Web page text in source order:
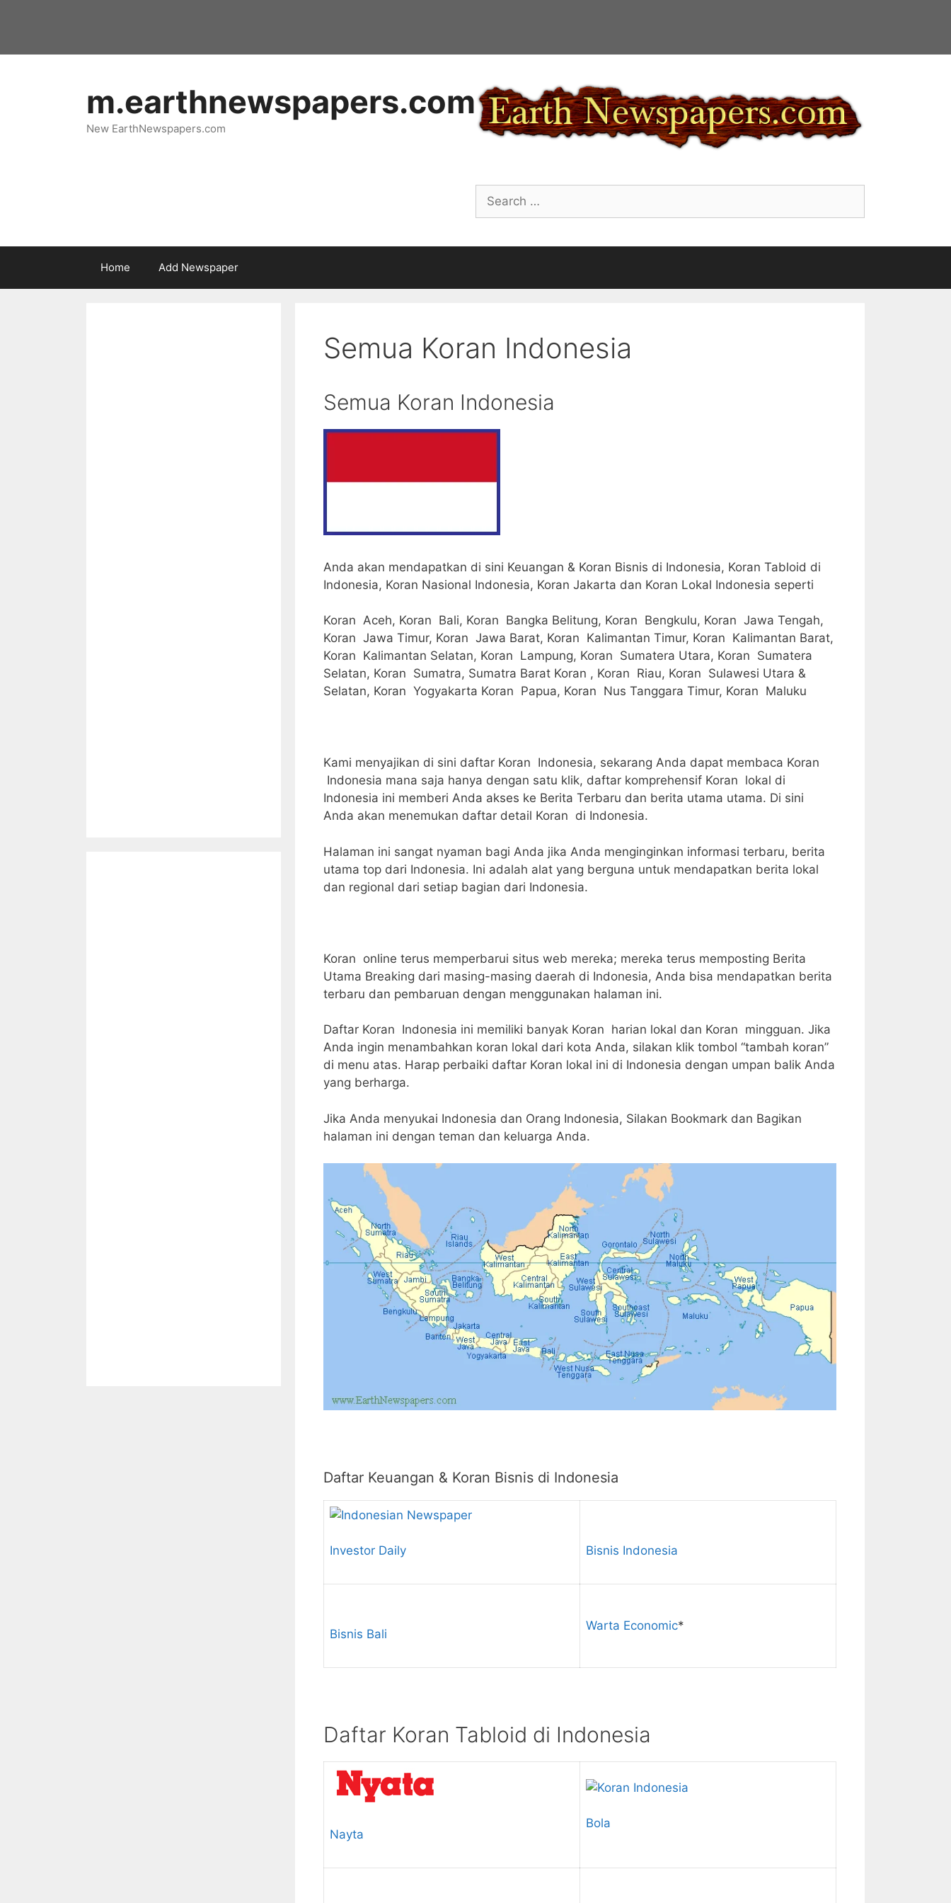
Search
for:
m.earthnewspapers.com
New EarthNewspapers.com
Home Add Newspaper
Semua Koran Indonesia
Semua Koran Indonesia
Anda akan mendapatkan di sini Keuangan & Koran Bisnis di Indonesia, Koran Tabloid di
Indonesia, Koran Nasional Indonesia, Koran Jakarta dan Koran Lokal Indonesia seperti
Koran Aceh, Koran Bali, Koran Bangka Belitung, Koran Bengkulu, Koran Jawa Tengah,
Koran Jawa Timur, Koran Jawa Barat, Koran Kalimantan Timur, Koran Kalimantan Barat,
Koran Kalimantan Selatan, Koran Lampung, Koran Sumatera Utara, Koran Sumatera
Selatan, Koran Sumatra, Sumatra Barat Koran , Koran Riau, Koran Sulawesi Utara &
Selatan, Koran Yogyakarta Koran Papua, Koran Nus Tanggara Timur, Koran Maluku
Kami menyajikan di sini daftar Koran Indonesia, sekarang Anda dapat membaca Koran
Indonesia mana saja hanya dengan satu klik, daftar komprehensif Koran lokal di
Indonesia ini memberi Anda akses ke Berita Terbaru dan berita utama utama. Di sini
Anda akan menemukan daftar detail Koran di Indonesia.
Halaman ini sangat nyaman bagi Anda jika Anda menginginkan informasi terbaru, berita
utama top dari Indonesia. Ini adalah alat yang berguna untuk mendapatkan berita lokal
dan regional dari setiap bagian dari Indonesia.
Koran online terus memperbarui situs web mereka; mereka terus memposting Berita
Utama Breaking dari masing-masing daerah di Indonesia, Anda bisa mendapatkan berita
terbaru dan pembaruan dengan menggunakan halaman ini.
Daftar Koran Indonesia ini memiliki banyak Koran harian lokal dan Koran mingguan. Jika
Anda ingin menambahkan koran lokal dari kota Anda, silakan klik tombol “tambah koran”
di menu atas. Harap perbaiki daftar Koran lokal ini di Indonesia dengan umpan balik Anda
yang berharga.
Jika Anda menyukai Indonesia dan Orang Indonesia, Silakan Bookmark dan Bagikan
halaman ini dengan teman dan keluarga Anda.
Daftar Keuangan & Koran Bisnis di Indonesia
Investor Daily Bisnis Indonesia
Bisnis Bali
Warta Economic*
Daftar Koran Tabloid di Indonesia
Nayta
Bola